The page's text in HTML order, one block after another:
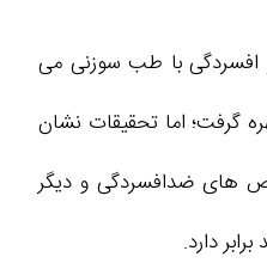
افسردگی با طب سوزنی می
گرفت؛ اما تحقیقات نشان
های ضدافسردگی و دیگر
دارد.